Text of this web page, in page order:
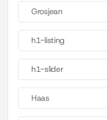
Grosjean
h1-listing
h1-slider
Haas